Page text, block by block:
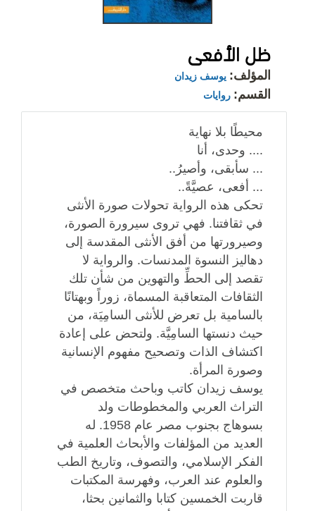
ظل الأفعى
المؤلف: يوسف زيدان
القسم: روايات
محيطًا بلا نهاية
.... وحدى، أنا
... سأبقى، وأصيرُ..
... أفعى، عصيَّةً..
تحكى هذه الرواية تحولات صورة الأنثى
في ثقافتنا. فهي تروى سيرورة الصورة،
وصيرورتها من أفق الأنثى المقدسة إلى
دهاليز النسوة المدنسات. والرواية لا
تقصد إلى الحطِّ والتهوين من شأن تلك
الثقافات المتعاقبة المسماة، زوراً وبهتانًا
بالسامية بل تعرض للأنثى السامِيَة، من
حيث دنستها السامِيَّة. ولتحض على إعادة
اكتشاف الذات وتصحيح مفهوم الإنسانية
وصورة المرأة.
يوسف زيدان كاتب وباحث متخصص في
التراث العربي والمخطوطات ولد
بسوهاج بجنوب مصر عام 1958. له
العديد من المؤلفات والأبحاث العلمية في
الفكر الإسلامي، والتصوف، وتاريخ الطب
والعلوم عند العرب، وفهرسة المكتبات
قاربت الخمسين كتابا والثمانين بحثا،